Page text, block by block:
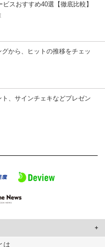
スおすすめ40選【徹底比較】
から、ヒットの推移をチェッ
、サインチェキなどプレゼン
ーに合わせたコンテンツや広告の
は